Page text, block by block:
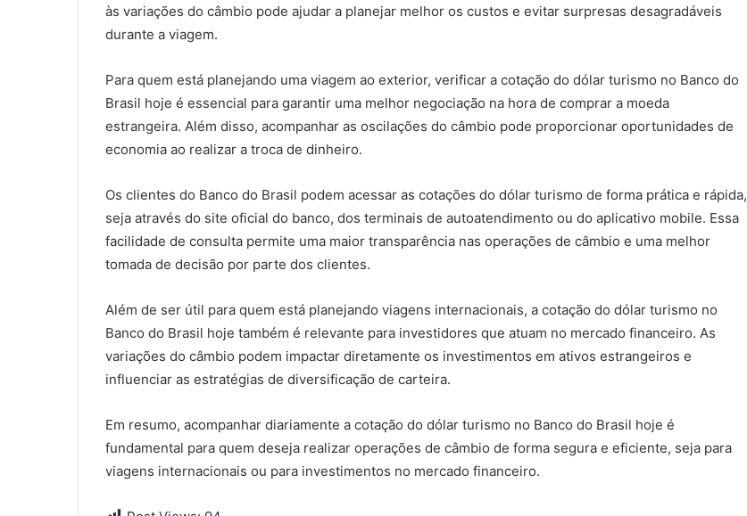
às variações do câmbio pode ajudar a planejar melhor os custos e evitar surpresas desagradáveis
durante a viagem.
Para quem está planejando uma viagem ao exterior, verificar a cotação do dólar turismo no Banco do
Brasil hoje é essencial para garantir uma melhor negociação na hora de comprar a moeda
estrangeira. Além disso, acompanhar as oscilações do câmbio pode proporcionar oportunidades de
economia ao realizar a troca de dinheiro.
Os clientes do Banco do Brasil podem acessar as cotações do dólar turismo de forma prática e rápida,
seja através do site oficial do banco, dos terminais de autoatendimento ou do aplicativo mobile. Essa
facilidade de consulta permite uma maior transparência nas operações de câmbio e uma melhor
tomada de decisão por parte dos clientes.
Além de ser útil para quem está planejando viagens internacionais, a cotação do dólar turismo no
Banco do Brasil hoje também é relevante para investidores que atuam no mercado financeiro. As
variações do câmbio podem impactar diretamente os investimentos em ativos estrangeiros e
influenciar as estratégias de diversificação de carteira.
Em resumo, acompanhar diariamente a cotação do dólar turismo no Banco do Brasil hoje é
fundamental para quem deseja realizar operações de câmbio de forma segura e eficiente, seja para
viagens internacionais ou para investimentos no mercado financeiro.